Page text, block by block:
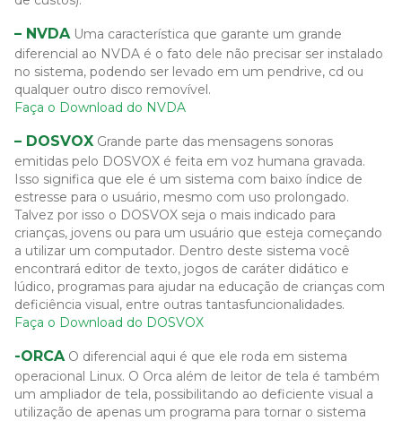
– NVDAUma característica que garante um grande
diferencial ao NVDA é o fato dele não precisar ser instalado
no sistema, podendo ser levado em um pendrive, cd ou
qualquer outro disco removível.
Faça o Download do NVDA
– DOSVOX Grande parte das mensagens sonoras
emitidas pelo DOSVOX é feita em voz humana gravada.
Isso significa que ele é um sistema com baixo índice de
estresse para o usuário, mesmo com uso prolongado.
Talvez por isso o DOSVOX seja o mais indicado para
crianças, jovens ou para um usuário que esteja começando
a utilizar um computador. Dentro deste sistema você
encontrará editor de texto, jogos de caráter didático e
lúdico, programas para ajudar na educação de crianças com
deficiência visual, entre outras tantasfuncionalidades.
Faça o Download do DOSVOX
-ORCAO diferencial aqui é que ele roda em sistema
operacional Linux. O Orca além de leitor de tela é também
um ampliador de tela, possibilitando ao deficiente visual a
utilização de apenas um programa para tornar o sistema